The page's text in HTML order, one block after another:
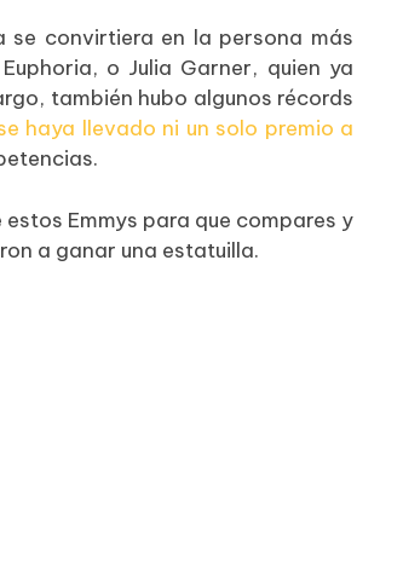
se convirtiera en la persona más
o Julia Garner, quien ya
también hubo algunos récords
haya llevado ni un solo premio a
Emmys para que compares y
a ganar una estatuilla.